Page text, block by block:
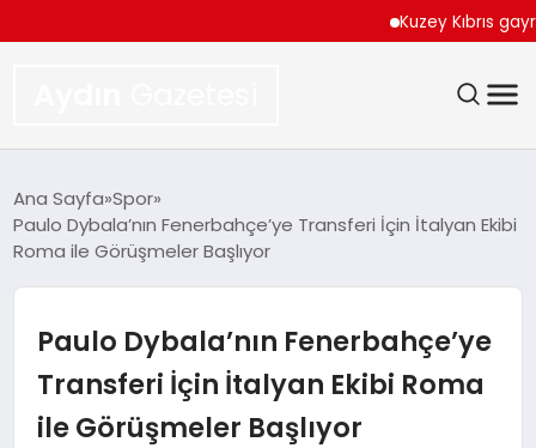
Kuzey Kıbrıs
TEKNOLOJI
SIYASET
Ana Sayfa Spor
Paulo Dybala’nın Fenerbahçe’ye Transferi İçin İtalyan Ekibi
Roma ile Görüşmeler Başlıyor
Paulo Dybala’nın Fenerbahçe’ye
Transferi İçin İtalyan Ekibi Roma
ile Görüşmeler Başlıyor